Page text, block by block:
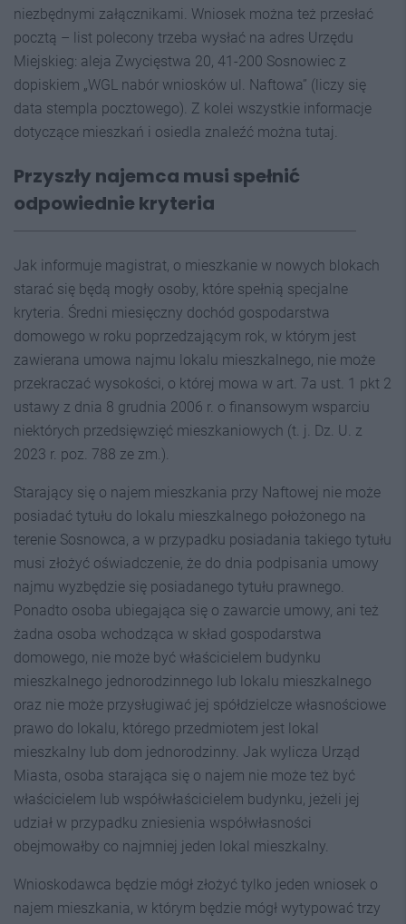
niezbędnymi załącznikami. Wniosek można też przesłać
pocztą – list polecony trzeba wysłać na adres Urzędu
Miejskieg: aleja Zwycięstwa 20, 41-200 Sosnowiec z
dopiskiem „WGL nabór wniosków ul. Naftowa” (liczy się
data stempla pocztowego). Z kolei wszystkie informacje
dotyczące mieszkań i osiedla znaleźć można tutaj.
Przyszły najemca musi spełnić
odpowiednie kryteria
Jak informuje magistrat, o mieszkanie w nowych blokach
starać się będą mogły osoby, które spełnią specjalne
kryteria. Średni miesięczny dochód gospodarstwa
domowego w roku poprzedzającym rok, w którym jest
zawierana umowa najmu lokalu mieszkalnego, nie może
przekraczać wysokości, o której mowa w art. 7a ust. 1 pkt 2
ustawy z dnia 8 grudnia 2006 r. o finansowym wsparciu
niektórych przedsięwzięć mieszkaniowych (t. j. Dz. U. z
2023 r. poz. 788 ze zm.).
Starający się o najem mieszkania przy Naftowej nie może
posiadać tytułu do lokalu mieszkalnego położonego na
terenie Sosnowca, a w przypadku posiadania takiego tytułu
musi złożyć oświadczenie, że do dnia podpisania umowy
najmu wyzbędzie się posiadanego tytułu prawnego.
Ponadto osoba ubiegająca się o zawarcie umowy, ani też
żadna osoba wchodząca w skład gospodarstwa
domowego, nie może być właścicielem budynku
mieszkalnego jednorodzinnego lub lokalu mieszkalnego
oraz nie może przysługiwać jej spółdzielcze własnościowe
prawo do lokalu, którego przedmiotem jest lokal
mieszkalny lub dom jednorodzinny. Jak wylicza Urząd
Miasta, osoba starająca się o najem nie może też być
właścicielem lub współwłaścicielem budynku, jeżeli jej
udział w przypadku zniesienia współwłasności
obejmowałby co najmniej jeden lokal mieszkalny.
Wnioskodawca będzie mógł złożyć tylko jeden wniosek o
najem mieszkania, w którym będzie mógł wytypować trzy